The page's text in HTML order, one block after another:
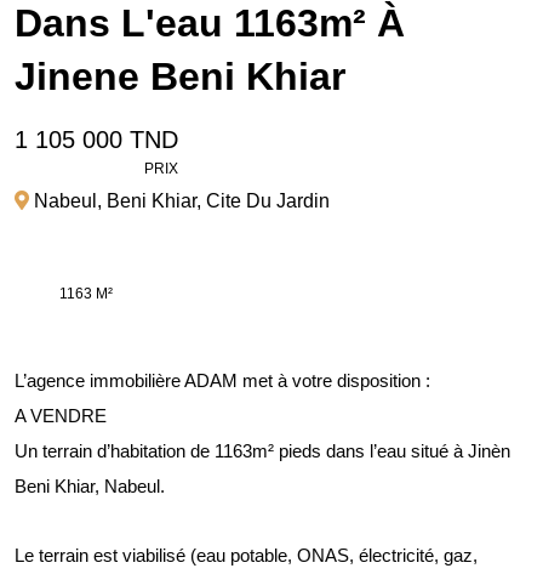
Dans L'eau 1163m² À
Jinene Beni Khiar
1 105 000 TND
PRIX
Nabeul , Beni Khiar, Cite Du Jardin
1163 M²
L’agence immobilière ADAM met à votre disposition :
A VENDRE
Un terrain d’habitation de 1163m² pieds dans l’eau situé à Jinèn
Beni Khiar, Nabeul.
Le terrain est viabilisé (eau potable, ONAS, électricité, gaz,